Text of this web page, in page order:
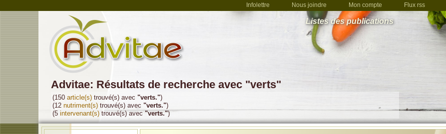
Infolettre Nous joindre Mon compte Flux rss
Listes des publications
Advitae: Résultats de recherche avec "verts"
(150 article(s) trouvé(s) avec "verts.")
(12 nutriment(s) trouvé(s) avec "verts.")
(5 intervenant(s) trouvé(s) avec "verts.")